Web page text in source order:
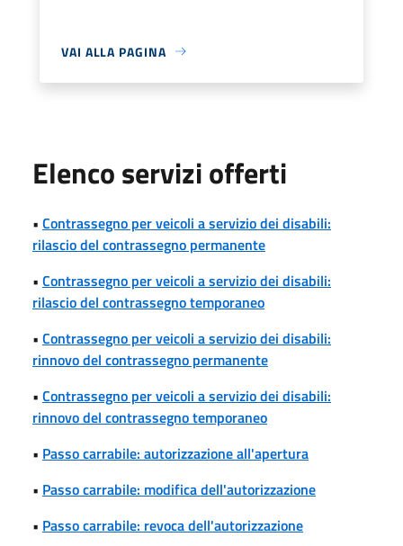
VAI ALLA PAGINA
Elenco servizi offerti
• Contrassegno per veicoli a servizio dei disabili:
rilascio del contrassegno permanente
• Contrassegno per veicoli a servizio dei disabili:
rilascio del contrassegno temporaneo
• Contrassegno per veicoli a servizio dei disabili:
rinnovo del contrassegno permanente
• Contrassegno per veicoli a servizio dei disabili:
rinnovo del contrassegno temporaneo
• Passo carrabile: autorizzazione all'apertura
• Passo carrabile: modifica dell'autorizzazione
• Passo carrabile: revoca dell'autorizzazione